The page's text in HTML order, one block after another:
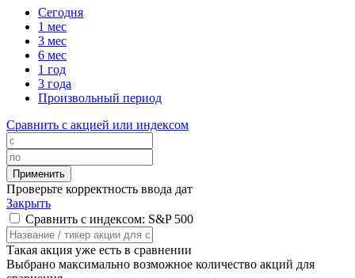
Сегодня
1 мес
3 мес
6 мес
1 год
3 года
Произвольный период
Сравнить с акцией или индексом
Проверьте корректность ввода дат
Закрыть
Сравнить с индексом: S&P 500
Такая акция уже есть в сравнении
Выбрано максимально возможное количество акций для